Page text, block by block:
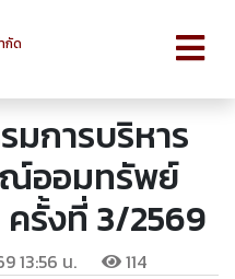
กัด
มการบริหาร
ณ์ออมทรัพย์
รั้งที่ 3/2569
13:56 น. 114